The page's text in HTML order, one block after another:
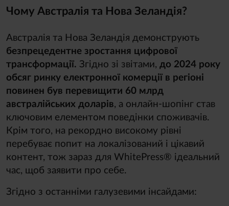
Чому Австралія та Нова Зеландія?
Австралія та Нова Зеландія демонструють
безпрецедентне зростання цифрової
трансформації. Згідно зі звітами, до 2024 року
обсяг ринку електронної комерції в регіоні
повинен був перевищити 60 млрд
австралійських доларів, а онлайн-шопінг став
ключовим елементом поведінки споживачів.
Крім того, на рекордно високому рівні
перебуває попит на локалізований і цікавий
контент, тож зараз для WhitePress® ідеальний
час, щоб заявити про себе.
Згідно з останніми галузевими інсайдами: